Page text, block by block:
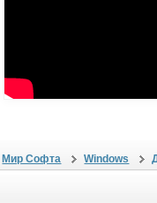
Мир Софта Windows